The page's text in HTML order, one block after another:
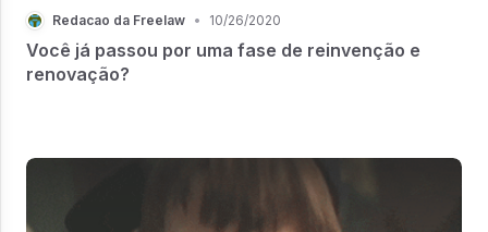
Redacao da Freelaw • 10/26/2020
Você já passou por uma fase de reinvenção e
renovação?